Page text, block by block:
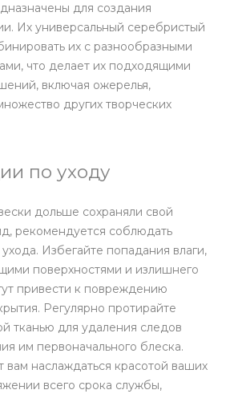
для создания
Их универсальный серебристый
их с разнообразными
что делает их подходящими
включая ожерелья,
других творческих
по уходу
дольше сохраняли свой
рекомендуется соблюдать
Избегайте попадания влаги,
поверхностями и излишнего
привести к повреждению
Регулярно протирайте
тканью для удаления следов
им первоначального блеска.
вам наслаждаться красотой ваших
всего срока службы,